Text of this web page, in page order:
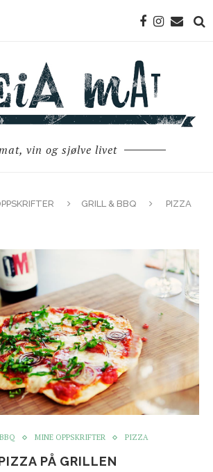
vin og sjølve livet
GRILL & BBQ
PIZZA
MINE OPPSKRIFTER PIZZA
PÅ GRILLEN